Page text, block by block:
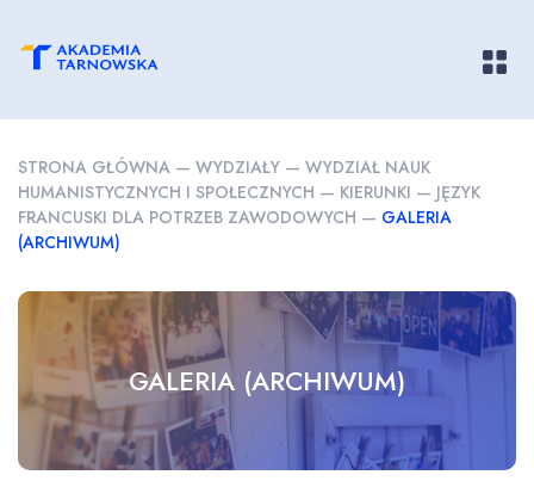
STRONA GŁÓWNA — WYDZIAŁY — WYDZIAŁ NAUK
HUMANISTYCZNYCH I SPOŁECZNYCH — KIERUNKI — JĘZYK
FRANCUSKI DLA POTRZEB ZAWODOWYCH — GALERIA
(ARCHIWUM)
GALERIA (ARCHIWUM)